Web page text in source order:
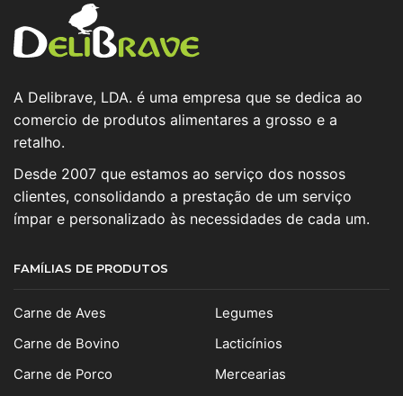
A Delibrave, LDA. é uma empresa que se dedica ao
comercio de produtos alimentares a grosso e a
retalho.
Desde 2007 que estamos ao serviço dos nossos
clientes, consolidando a prestação de um serviço
ímpar e personalizado às necessidades de cada um.
FAMÍLIAS DE PRODUTOS
Carne de Aves
Carne de Bovino
Carne de Porco
Legumes
Lacticínios
Mercearias